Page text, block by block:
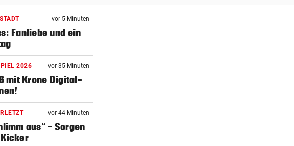
vor 5 Minuten
Fanliebe und ein
2026 vor 35 Minuten
mit Krone Digital-
vor 44 Minuten
aus“ – Sorgen